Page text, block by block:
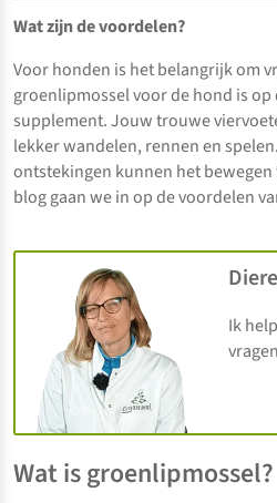
Wat zijn de voordelen?
Voor honden is het belangrijk om
groenlipmossel voor de hond is
supplement. Jouw trouwe
lekker wandelen, rennen en
ontstekingen kunnen het
blog gaan we in op de voordelen
Ik
vragen
Wat is groenlipmossel?